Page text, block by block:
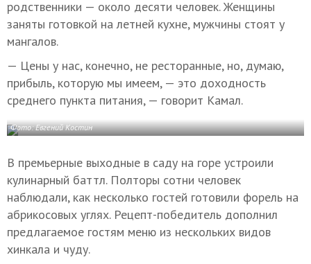
родственники — около десяти человек. Женщины
заняты готовкой на летней кухне, мужчины стоят у
мангалов.
— Цены у нас, конечно, не ресторанные, но, думаю,
прибыль, которую мы имеем, — это доходность
среднего пункта питания, — говорит Камал.
Фото: Евгений Костин
В премьерные выходные в саду на горе устроили
кулинарный баттл. Полторы сотни человек
наблюдали, как несколько гостей готовили форель на
абрикосовых углях. Рецепт-победитель дополнил
предлагаемое гостям меню из нескольких видов
хинкала и чуду.